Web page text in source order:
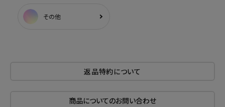
その他
返品特約について
商品についてのお問い合わせ